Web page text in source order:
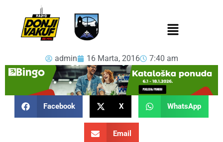
admin 16 Marta, 2016 7:40 am
Facebook X WhatsApp
Email